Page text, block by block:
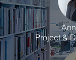
Project &